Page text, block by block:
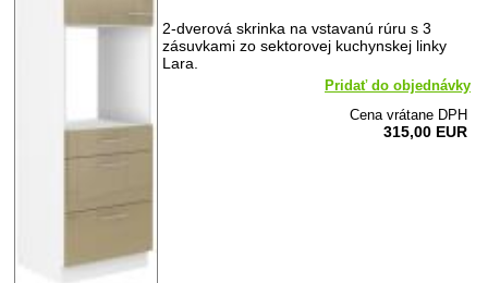
2-dverová skrinka na vstavanú rúru s 3
zásuvkami zo sektorovej kuchynskej linky
Lara.
Pridať do objednávky
Cena vrátane DPH
315,00 EUR